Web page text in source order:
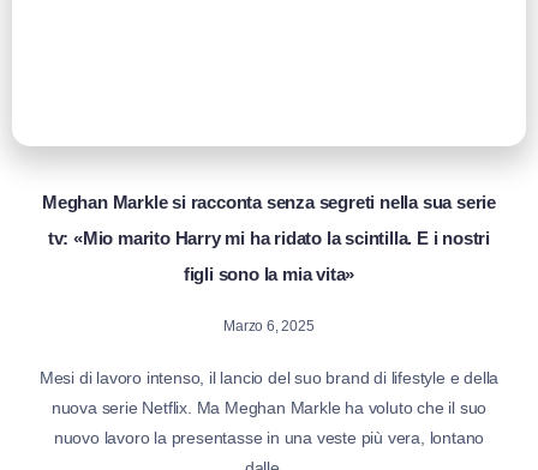
Meghan Markle si racconta senza segreti nella sua serie
tv: «Mio marito Harry mi ha ridato la scintilla. E i nostri
figli sono la mia vita»
Marzo 6, 2025
Mesi di lavoro intenso, il lancio del suo brand di lifestyle e della
nuova serie Netflix. Ma Meghan Markle ha voluto che il suo
nuovo lavoro la presentasse in una veste più vera, lontano